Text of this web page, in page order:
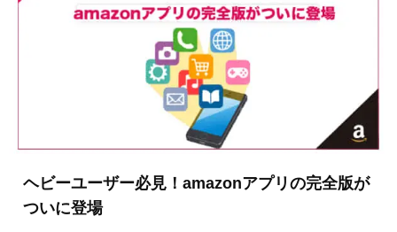
ヘビーユーザー必見！amazonアプリの完全版が
ついに登場